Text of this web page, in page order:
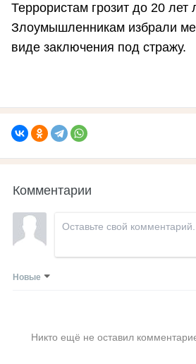
Террористам грозит до 20
Злоумышленникам избрали
виде заключения под стражу.
Комментарии
Новые
Никто ещё не оставил